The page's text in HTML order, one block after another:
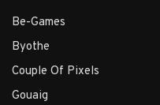
Be-Games
Byothe
Couple Of Pixels
Gouaig